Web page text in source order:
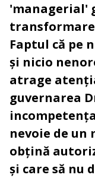
'managerial'
Faptul că pe
și nicio
atrage
guvernarea
nevoie de un
obțină
și care să nu